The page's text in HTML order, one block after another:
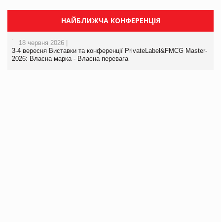
НАЙБЛИЖЧА КОНФЕРЕНЦІЯ
18 червня 2026 |
3-4 вересня Виставки та конференції PrivateLabel&FMCG Master-
2026: Власна марка - Власна перевага